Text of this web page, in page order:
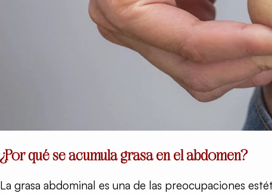
¿Por qué se acumula grasa en el abdomen?
La grasa abdominal es una de las preocupaciones